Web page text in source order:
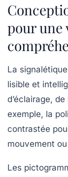
pour une
La
lisible et
d’éclairage,
exemple, la
contrastée
mouvement
Les